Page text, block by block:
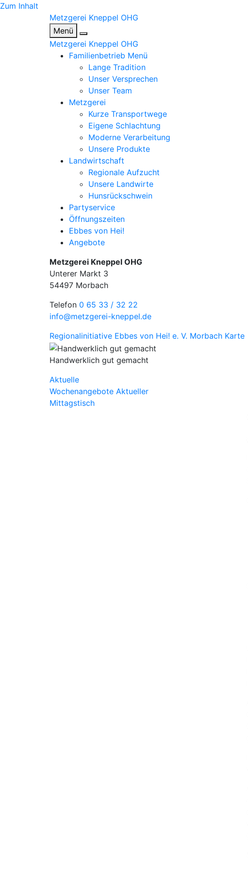
Zum Inhalt
Metzgerei Kneppel OHG
Menü
Metzgerei Kneppel OHG
Familienbetrieb Menü
Lange Tradition
Unser Versprechen
Unser Team
Metzgerei
Kurze Transportwege
Eigene Schlachtung
Moderne Verarbeitung
Unsere Produkte
Landwirtschaft
Regionale Aufzucht
Unsere Landwirte
Hunsrückschwein
Partyservice
Öffnungszeiten
Ebbes von Hei!
Angebote
Metzgerei Kneppel OHG
Unterer Markt 3
54497 Morbach
Telefon 0 65 33 / 32 22
info@metzgerei-kneppel.de
Regionalinitiative Ebbes von Hei! e. V. Morbach Karte
Handwerklich gut gemacht
Aktuelle
Wochenangebote Aktueller
Mittagstisch